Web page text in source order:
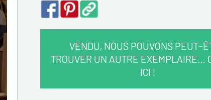
VENDU, NOUS POUVONS PEUT-
TROUVER UN AUTRE EXEMPLAIRE…
ICI !